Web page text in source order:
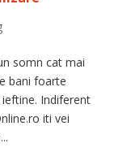
somn cat mai
bani foarte
Indiferent
iti vei